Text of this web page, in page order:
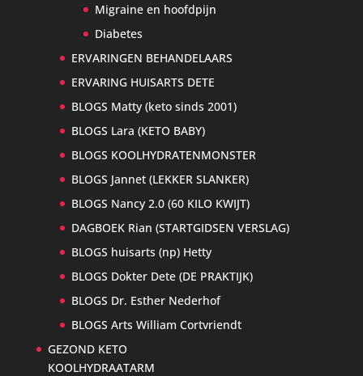
Migraine en hoofdpijn
Diabetes
ERVARINGEN BEHANDELAARS
ERVARING HUISARTS DETE
BLOGS Matty (keto sinds 2001)
BLOGS Lara (KETO BABY)
BLOGS KOOLHYDRATENMONSTER
BLOGS Jannet (LEKKER SLANKER)
BLOGS Nancy 2.0 (60 KILO KWIJT)
DAGBOEK Rian (STARTGIDSEN VERSLAG)
BLOGS huisarts (np) Hetty
BLOGS Dokter Dete (DE PRAKTIJK)
BLOGS Dr. Esther Nederhof
BLOGS Arts William Cortvriendt
GEZOND KETO
KOOLHYDRAATARM